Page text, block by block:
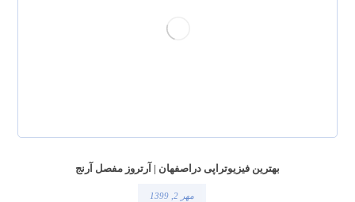
بهترین فیزیوتراپی دراصفهان | آرتروز مفصل آرنج
مهر 2, 1399